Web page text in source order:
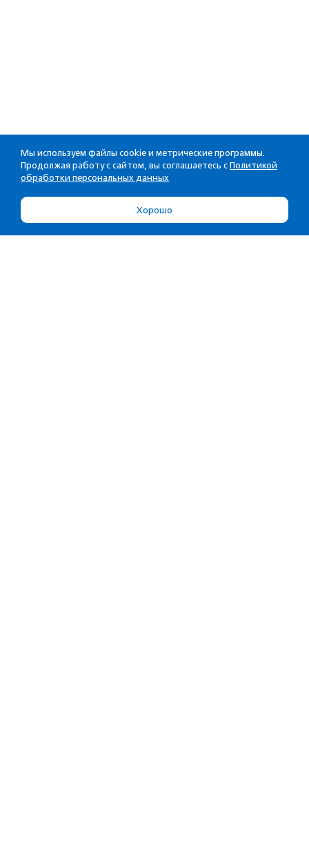
Мы используем файлы cookie и метрические программы.
Продолжая работу с сайтом, вы соглашаетесь с Политикой
обработки персональных данных
Хорошо